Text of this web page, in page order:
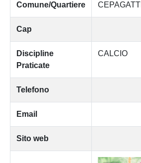
Comune/Quartiere CEPAGATTI
Cap
Discipline
Praticate
CALCIO
Telefono
Email
Sito web